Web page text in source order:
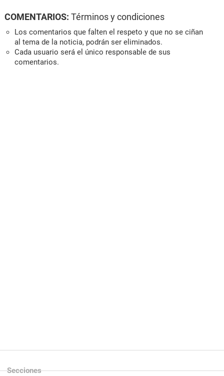
COMENTARIOS: Términos y condiciones
Los comentarios que falten el respeto y que no se ciñan
al tema de la noticia, podrán ser eliminados.
Cada usuario será el único responsable de sus
comentarios.
Secciones